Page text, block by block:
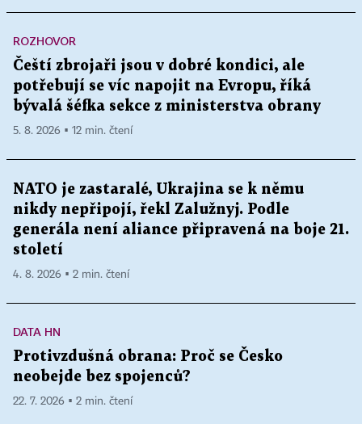
ROZHOVOR
Čeští zbrojaři jsou v dobré kondici, ale
potřebují se víc napojit na Evropu, říká
bývalá šéfka sekce z ministerstva obrany
5. 8. 2026 ▪ 12 min. čtení
NATO je zastaralé, Ukrajina se k němu
nikdy nepřipojí, řekl Zalužnyj. Podle
generála není aliance připravená na boje 21.
století
4. 8. 2026 ▪ 2 min. čtení
DATA HN
Protivzdušná obrana: Proč se Česko
neobejde bez spojenců?
22. 7. 2026 ▪ 2 min. čtení